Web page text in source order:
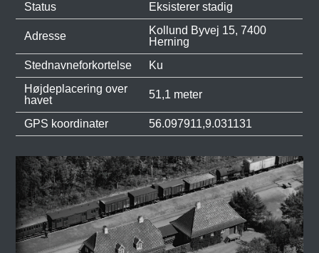
Status
Eksisterer stadig
Adresse
Kollund Byvej 15, 7400
Herning
Stednavneforkortelse
Ku
Højdeplacering over
havet
51,1 meter
GPS koordinater 56.097911,9.031131